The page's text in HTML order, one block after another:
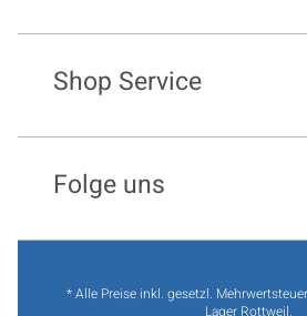
Shop Service
Folge uns
* Alle Preise inkl. gesetzl.
Lager Rottweil.